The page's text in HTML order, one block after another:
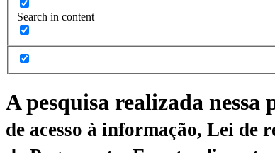
Search in content
A pesquisa realizada nessa
de acesso à informação, Lei de